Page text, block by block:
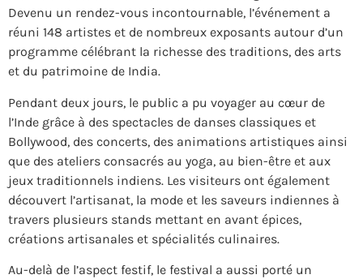
Devenu un rendez-vous incontournable, l’événement a
réuni 148 artistes et de nombreux exposants autour d’un
programme célébrant la richesse des traditions, des arts
et du patrimoine de India.
Pendant deux jours, le public a pu voyager au cœur de
l’Inde grâce à des spectacles de danses classiques et
Bollywood, des concerts, des animations artistiques ainsi
que des ateliers consacrés au yoga, au bien-être et aux
jeux traditionnels indiens. Les visiteurs ont également
découvert l’artisanat, la mode et les saveurs indiennes à
travers plusieurs stands mettant en avant épices,
créations artisanales et spécialités culinaires.
Au-delà de l’aspect festif, le festival a aussi porté un